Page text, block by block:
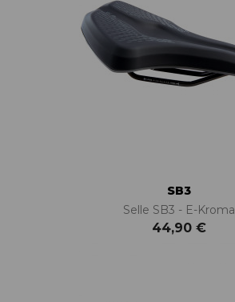
SB3
Selle SB3 - E-Kroma
44,90 €